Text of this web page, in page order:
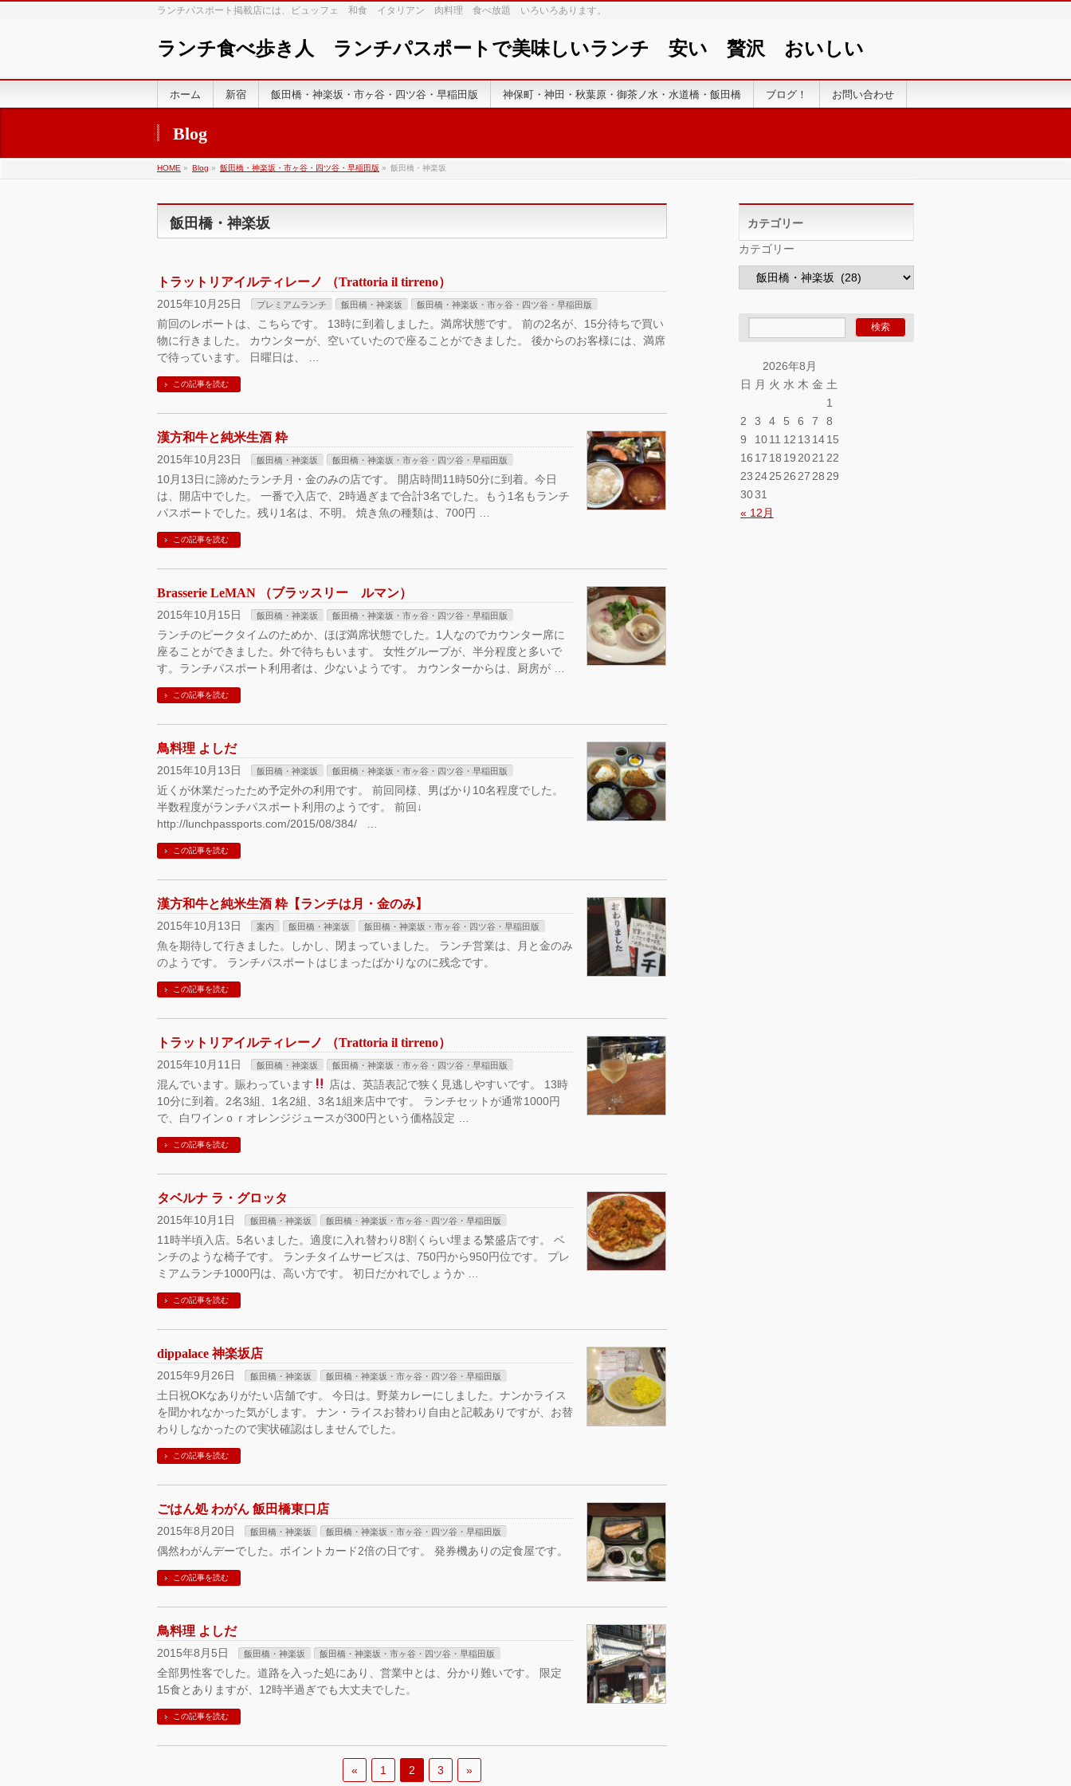
ランチパスポート掲載店には、ビュッフェ 和食 イタリアン 肉料理 食べ放題 いろいろあります。
ランチ食べ歩き人 ランチパスポートで美味しいランチ 安い 贅沢 おいしい
ホーム 新宿 飯田橋・神楽坂・市ヶ谷・四ツ谷・早稲田版 神保町・神田・秋葉原・御茶ノ水・水道橋・飯田橋 ブログ！ お問い合わせ
Blog
HOME » Blog » 飯田橋・神楽坂・市ヶ谷・四ツ谷・早稲田版 » 飯田橋・神楽坂
飯田橋・神楽坂
トラットリアイルティレーノ （Trattoria il tirreno）
2015年10月25日 プレミアムランチ 飯田橋・神楽坂 飯田橋・神楽坂・市ヶ谷・四ツ谷・早稲田版
前回のレポートは、こちらです。 13時に到着しました。満席状態です。 前の2名が、15分待ちで買い
物に行きました。 カウンターが、空いていたので座ることができました。 後からのお客様には、満席
で待っています。 日曜日は、 …
この記事を読む
漢方和牛と純米生酒 粋
2015年10月23日 飯田橋・神楽坂 飯田橋・神楽坂・市ヶ谷・四ツ谷・早稲田版
10月13日に諦めたランチ月・金のみの店です。 開店時間11時50分に到着。今日
は、開店中でした。 一番で入店で、2時過ぎまで合計3名でした。もう1名もランチ
パスポートでした。残り1名は、不明。 焼き魚の種類は、700円 …
この記事を読む
Brasserie LeMAN （ブラッスリー ルマン）
2015年10月15日 飯田橋・神楽坂 飯田橋・神楽坂・市ヶ谷・四ツ谷・早稲田版
ランチのピークタイムのためか、ほぼ満席状態でした。1人なのでカウンター席に
座ることができました。外で待ちもいます。 女性グループが、半分程度と多いで
す。ランチパスポート利用者は、少ないようです。 カウンターからは、厨房が …
この記事を読む
鳥料理 よしだ
2015年10月13日 飯田橋・神楽坂 飯田橋・神楽坂・市ヶ谷・四ツ谷・早稲田版
近くが休業だったため予定外の利用です。 前回同様、男ばかり10名程度でした。
半数程度がランチパスポート利用のようです。 前回↓
http://lunchpassports.com/2015/08/384/ …
この記事を読む
漢方和牛と純米生酒 粋【ランチは月・金のみ】
2015年10月13日 案内 飯田橋・神楽坂 飯田橋・神楽坂・市ヶ谷・四ツ谷・早稲田版
魚を期待して行きました。しかし、閉まっていました。 ランチ営業は、月と金のみ
のようです。 ランチパスポートはじまったばかりなのに残念です。
この記事を読む
トラットリアイルティレーノ （Trattoria il tirreno）
2015年10月11日 飯田橋・神楽坂 飯田橋・神楽坂・市ヶ谷・四ツ谷・早稲田版
混んでいます。賑わっています
店は、英語表記で狭く見逃しやすいです。 13時
10分に到着。2名3組、1名2組、3名1組来店中です。 ランチセットが通常1000円
で、白ワインｏｒオレンジジュースが300円という価格設定 …
この記事を読む
タベルナ ラ・グロッタ
2015年10月1日 飯田橋・神楽坂 飯田橋・神楽坂・市ヶ谷・四ツ谷・早稲田版
11時半頃入店。5名いました。適度に入れ替わり8割くらい埋まる繁盛店です。 ベ
ンチのような椅子です。 ランチタイムサービスは、750円から950円位です。 プレ
ミアムランチ1000円は、高い方です。 初日だかれでしょうか …
この記事を読む
dippalace 神楽坂店
2015年9月26日 飯田橋・神楽坂 飯田橋・神楽坂・市ヶ谷・四ツ谷・早稲田版
土日祝OKなありがたい店舗です。 今日は。野菜カレーにしました。ナンかライス
を聞かれなかった気がします。 ナン・ライスお替わり自由と記載ありですが、お替
わりしなかったので実状確認はしませんでした。
この記事を読む
ごはん処 わがん 飯田橋東口店
2015年8月20日 飯田橋・神楽坂 飯田橋・神楽坂・市ヶ谷・四ツ谷・早稲田版
偶然わがんデーでした。ポイントカード2倍の日です。 発券機ありの定食屋です。
この記事を読む
鳥料理 よしだ
2015年8月5日 飯田橋・神楽坂 飯田橋・神楽坂・市ヶ谷・四ツ谷・早稲田版
全部男性客でした。道路を入った処にあり、営業中とは、分かり難いです。 限定
15食とありますが、12時半過ぎでも大丈夫でした。
この記事を読む
« 1 2 3 »
カテゴリー
カテゴリー
2026年8月
日 月 火 水 木 金 土
« 12月
1
2
3 4 5 6 7
8
9
1011 12 13 1415
16 17 18 19 2021 22
23 2425 26 27 28 29
3031